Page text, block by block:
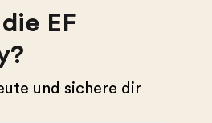
EF
und sichere dir